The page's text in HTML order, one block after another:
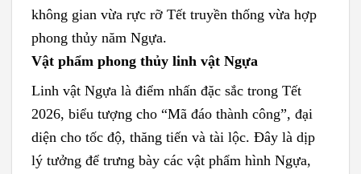
không gian vừa rực rỡ Tết truyền thống vừa hợp
phong thủy năm Ngựa.
Vật phẩm phong thủy linh vật Ngựa
Linh vật Ngựa là điểm nhấn đặc sắc trong Tết
2026, biểu tượng cho “Mã đáo thành công”, đại
diện cho tốc độ, thăng tiến và tài lộc. Đây là dịp
lý tưởng để trưng bày các vật phẩm hình Ngựa,